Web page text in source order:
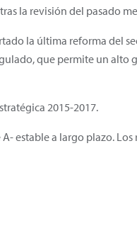
la revisión del pasado
la última reforma del
que permite un alto
2015-2017.
estable a largo plazo.